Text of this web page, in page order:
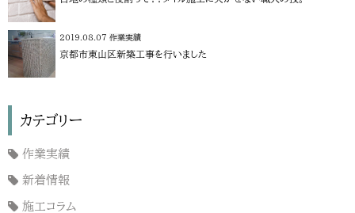
2019.08.07 作業実績
京都市東山区新築工事を行いました
カテゴリー
作業実績
新着情報
施工コラム